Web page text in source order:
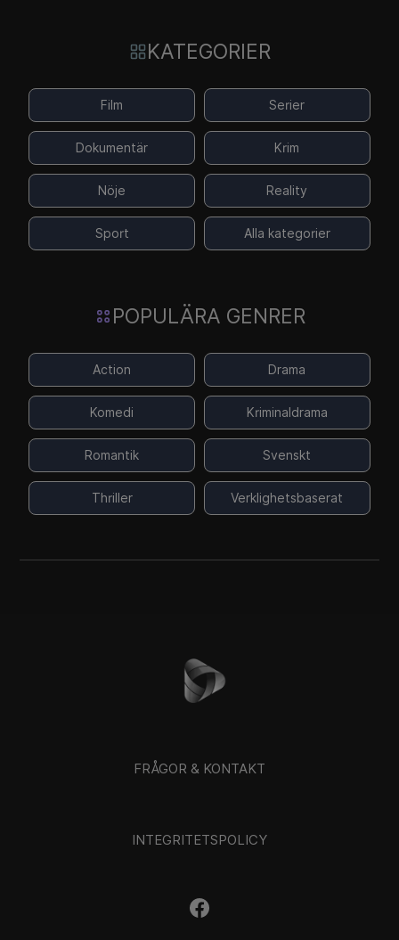
KATEGORIER
Film Serier
Dokumentär Krim
Nöje Reality
Sport Alla kategorier
POPULÄRA GENRER
Action Drama
Komedi Kriminaldrama
Romantik Svenskt
Thriller Verklighetsbaserat
FRÅGOR & KONTAKT
INTEGRITETSPOLICY